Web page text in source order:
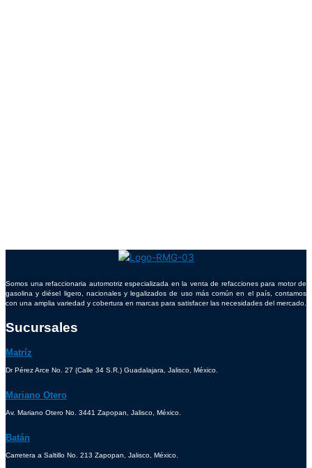
Somos una refaccionaria automotriz especializada en la venta de refacciones para motor de
gasolina y diésel ligero, nacionales y legalizados de uso más común en el país, contamos
con una amplia variedad y cobertura en marcas para satisfacer las necesidades del mercado.
Sucursales
Matríz
Dr Pérez Arce No. 27 (Calle 34 S.R.) Guadalajara, Jalisco, México.
Mariano Otero
Av. Mariano Otero No. 3441 Zapopan, Jalisco, México.
Batán
Carretera a Saltillo No. 213 Zapopan, Jalisco, México.